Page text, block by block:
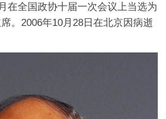
在全国政协十届一次会议上当选为
。2006年10月28日在北京因病逝